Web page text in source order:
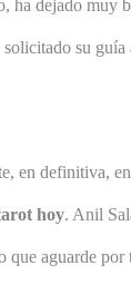
ha dejado muy
su guía
en definitiva,
hoy. Anil
que aguarde por